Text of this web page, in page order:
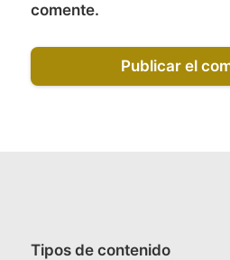
comente.
Tipos de contenido